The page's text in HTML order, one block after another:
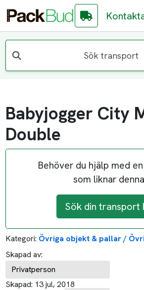
Sök transport
Babyjogger City
Double
Behöver du hjälp med
som liknar
Sök din transport
Kategori: Övriga objekt & pallar /
Skapad av:
Privatperson
Skapad: 13 jul, 2018